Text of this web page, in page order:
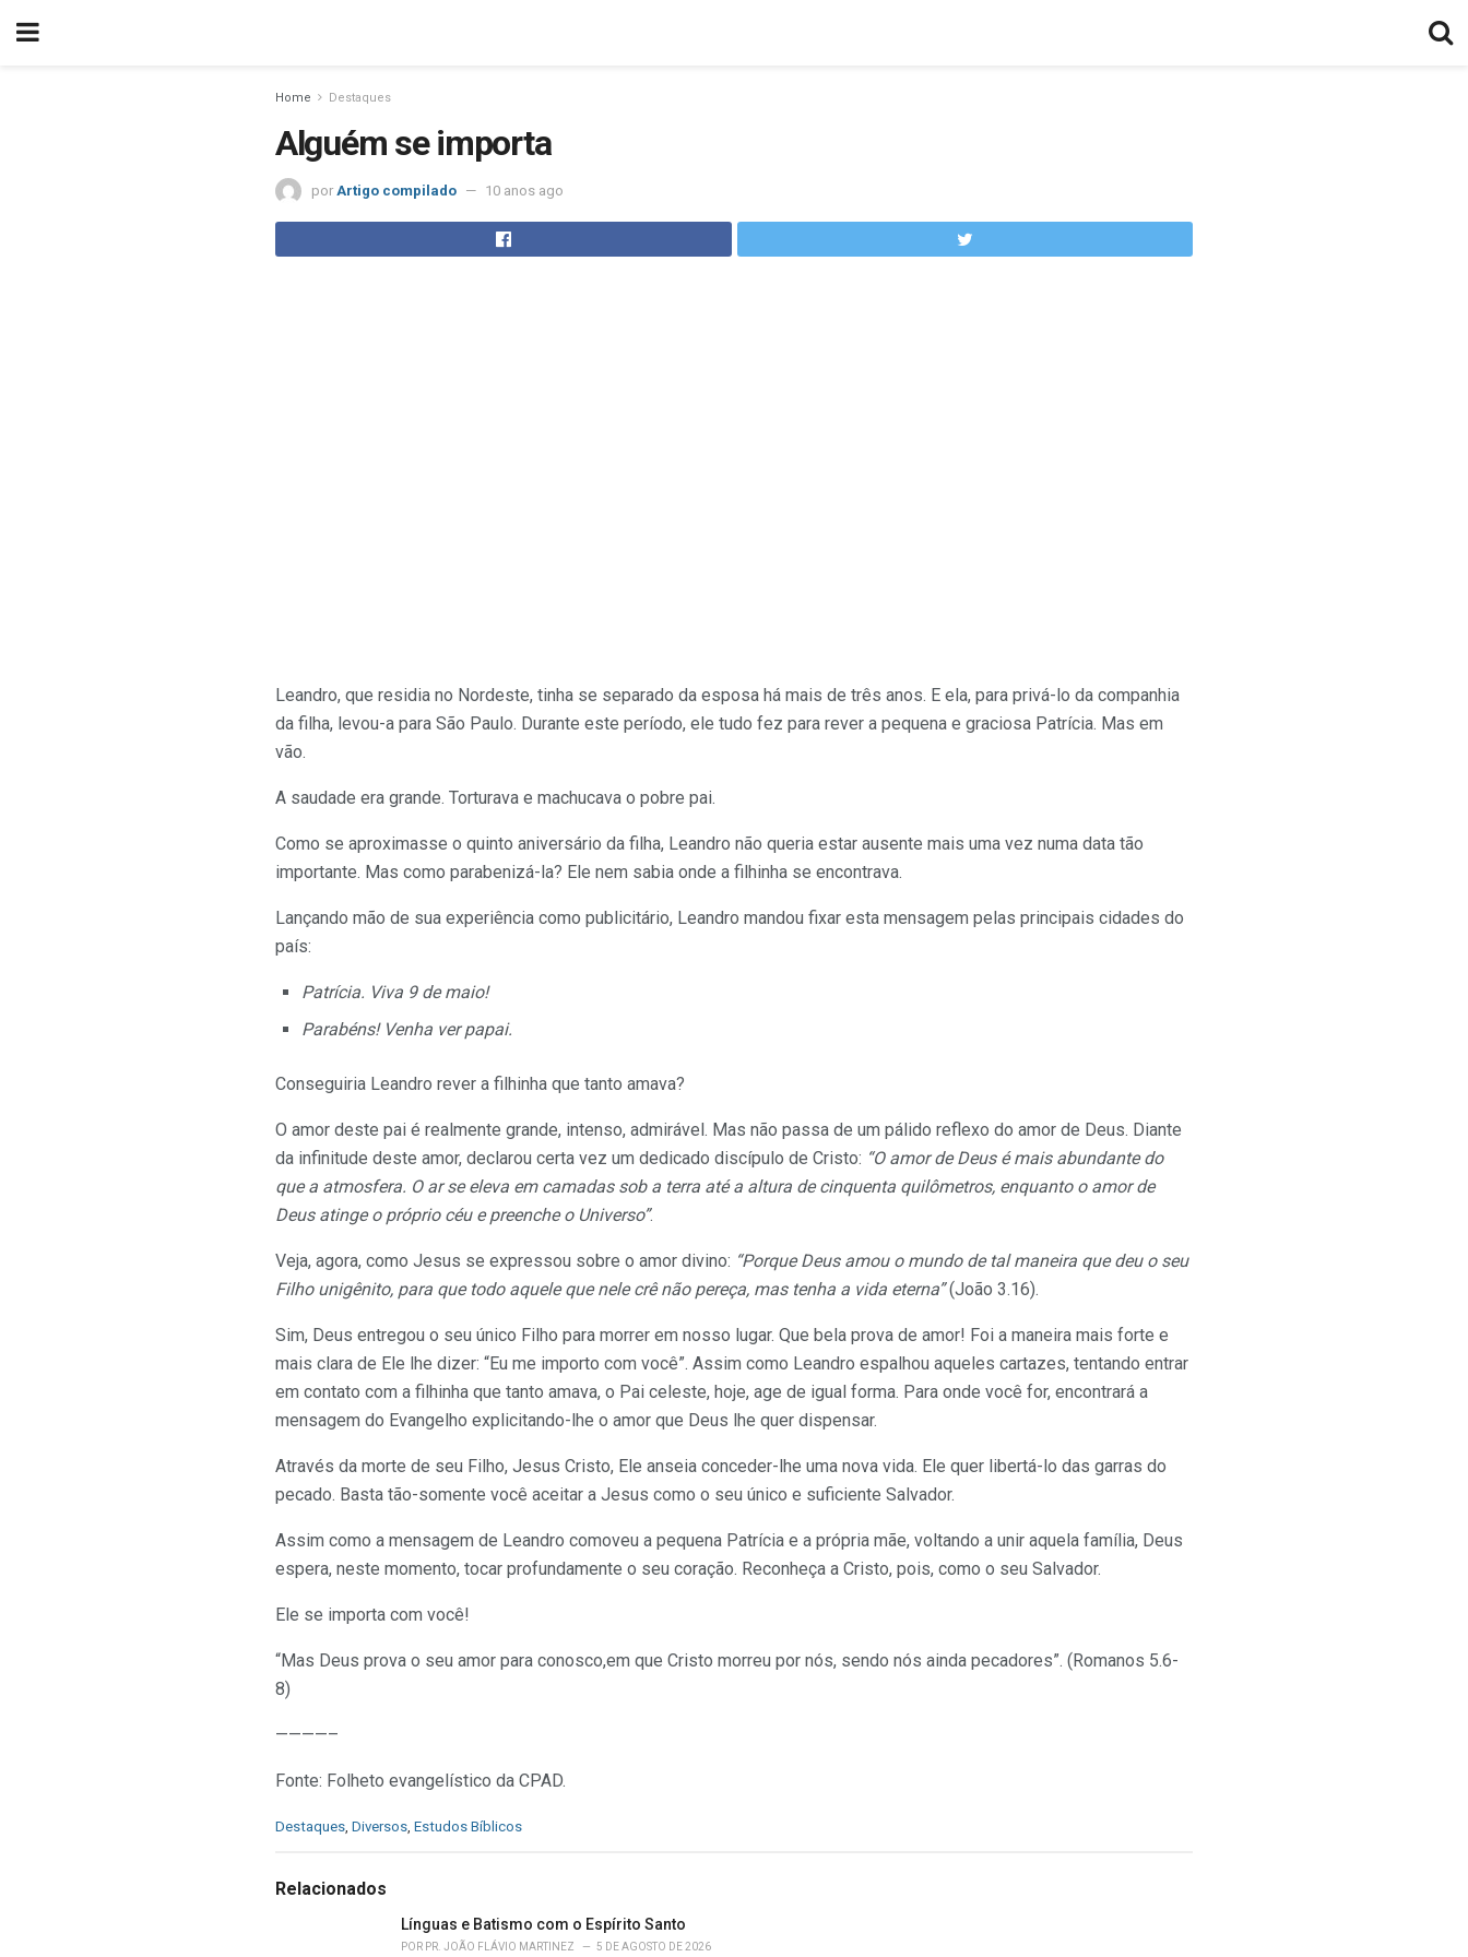
Home Destaques
Alguém se importa
por Artigo compilado 10 anos ago
Leandro, que residia no Nordeste, tinha se separado da esposa há mais de três anos. E ela, para privá-lo da companhia
da filha, levou-a para São Paulo. Durante este período, ele tudo fez para rever a pequena e graciosa Patrícia. Mas em
vão.
A saudade era grande. Torturava e machucava o pobre pai.
Como se aproximasse o quinto aniversário da filha, Leandro não queria estar ausente mais uma vez numa data tão
importante. Mas como parabenizá-la? Ele nem sabia onde a filhinha se encontrava.
Lançando mão de sua experiência como publicitário, Leandro mandou fixar esta mensagem pelas principais cidades do
país:
Patrícia. Viva 9 de maio!
Parabéns! Venha ver papai.
Conseguiria Leandro rever a filhinha que tanto amava?
O amor deste pai é realmente grande, intenso, admirável. Mas não passa de um pálido reflexo do amor de Deus. Diante
da infinitude deste amor, declarou certa vez um dedicado discípulo de Cristo: “O amor de Deus é mais abundante do
que a atmosfera. O ar se eleva em camadas sob a terra até a altura de cinquenta quilômetros, enquanto o amor de
Deus atinge o próprio céu e preenche o Universo”.
Veja, agora, como Jesus se expressou sobre o amor divino: “Porque Deus amou o mundo de tal maneira que deu o seu
Filho unigênito, para que todo aquele que nele crê não pereça, mas tenha a vida eterna”(João 3.16).
Sim, Deus entregou o seu único Filho para morrer em nosso lugar. Que bela prova de amor! Foi a maneira mais forte e
mais clara de Ele lhe dizer: “Eu me importo com você”. Assim como Leandro espalhou aqueles cartazes, tentando entrar
em contato com a filhinha que tanto amava, o Pai celeste, hoje, age de igual forma. Para onde você for, encontrará a
mensagem do Evangelho explicitando-lhe o amor que Deus lhe quer dispensar.
Através da morte de seu Filho, Jesus Cristo, Ele anseia conceder-lhe uma nova vida. Ele quer libertá-lo das garras do
pecado. Basta tão-somente você aceitar a Jesus como o seu único e suficiente Salvador.
Assim como a mensagem de Leandro comoveu a pequena Patrícia e a própria mãe, voltando a unir aquela família, Deus
espera, neste momento, tocar profundamente o seu coração. Reconheça a Cristo, pois, como o seu Salvador.
Ele se importa com você!
“Mas Deus prova o seu amor para conosco,em que Cristo morreu por nós, sendo nós ainda pecadores”. (Romanos 5.6-
8)
————–
Fonte: Folheto evangelístico da CPAD.
C
e
Destaques Diversos Estudos Bíblicos
Relacionados
Línguas e Batismo com o Espírito Santo
POR PR. JOÃO FLÁVIO MARTINEZ 5 DE AGOSTO DE 2026